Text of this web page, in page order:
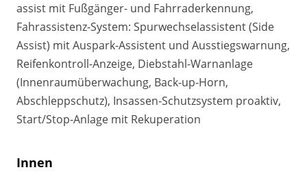
assist mit Fußgänger- und Fahrraderkennung,
Fahrassistenz-System: Spurwechselassistent (Side
Assist) mit Auspark-Assistent und Ausstiegswarnung,
Reifenkontroll-Anzeige, Diebstahl-Warnanlage
(Innenraumüberwachung, Back-up-Horn,
Abschleppschutz), Insassen-Schutzsystem proaktiv,
Start/Stop-Anlage mit Rekuperation
Innen